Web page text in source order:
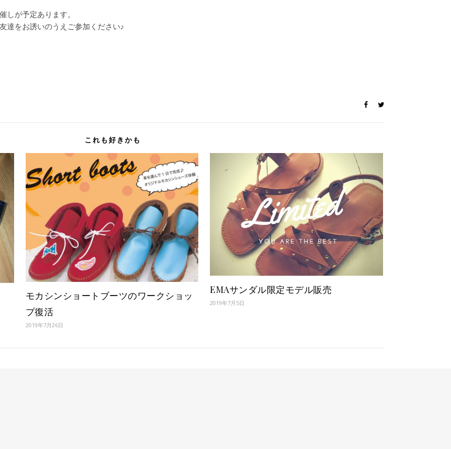
しが予定あります。
達をお誘いのうえご参加ください♪
これも好きかも
モカシンショートブーツのワークショッ
プ復活
2019年7月26日
EMAサンダル限定モデル販売
2019年7月5日